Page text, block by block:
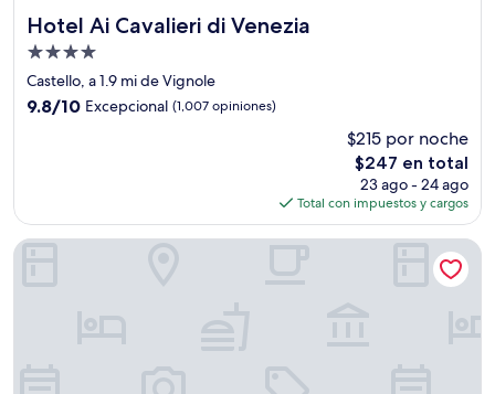
Hotel Ai Cavalieri di Venezia
Hotel Ai Cavalieri di Venezia
Propiedad
de
4.0
Castello, a 1.9 mi de Vignole
9.8
9.8/10 Excepcional (1,007 opiniones)
$215 por noche
El
precio
actual
es
de
$247 en total
23 ago - 24 ago
Total con impuestos y cargos
Colombina Hotel